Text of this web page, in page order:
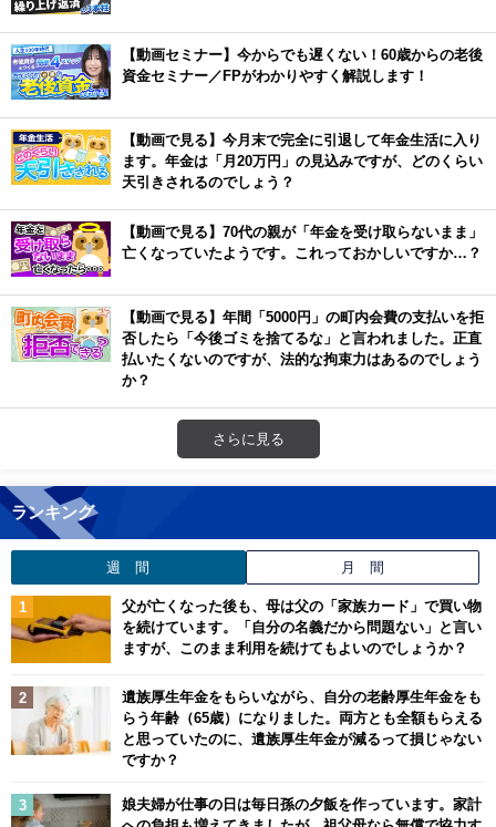
【動画セミナー】今からでも遅くない！60歳からの老後
資金セミナー／FPがわかりやすく解説します！
【動画で見る】今月末で完全に引退して年金生活に入り
ます。年金は「月20万円」の見込みですが、どのくらい
天引きされるのでしょう？
【動画で見る】70代の親が「年金を受け取らないまま」
亡くなっていたようです。これっておかしいですか…？
【動画で見る】年間「5000円」の町内会費の支払いを拒
否したら「今後ゴミを捨てるな」と言われました。正直
払いたくないのですが、法的な拘束力はあるのでしょう
か？
さらに見る
ランキング
週 間 月 間
父が亡くなった後も、母は父の「家族カード」で買い物
を続けています。「自分の名義だから問題ない」と言い
ますが、このまま利用を続けてもよいのでしょうか？
遺族厚生年金をもらいながら、自分の老齢厚生年金をも
らう年齢（65歳）になりました。両方とも全額もらえる
と思っていたのに、遺族厚生年金が減るって損じゃない
ですか？
娘夫婦が仕事の日は毎日孫の夕飯を作っています。家計